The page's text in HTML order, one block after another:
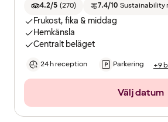
4.2/5 (270) 7.4/10 Sustainability
Frukost, fika & middag
Hemkänsla
Centralt beläget
24 h reception Parkering +9
Välj datum